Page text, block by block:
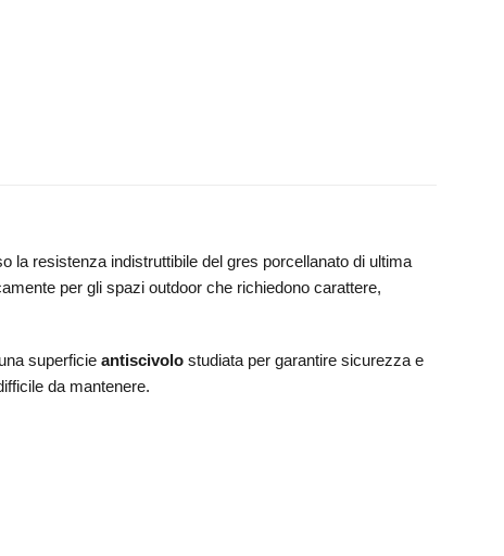
la resistenza indistruttibile del gres porcellanato di ultima
per gli spazi outdoor che richiedono carattere,
superficieantiscivolo studiata per garantire sicurezza e
da mantenere.